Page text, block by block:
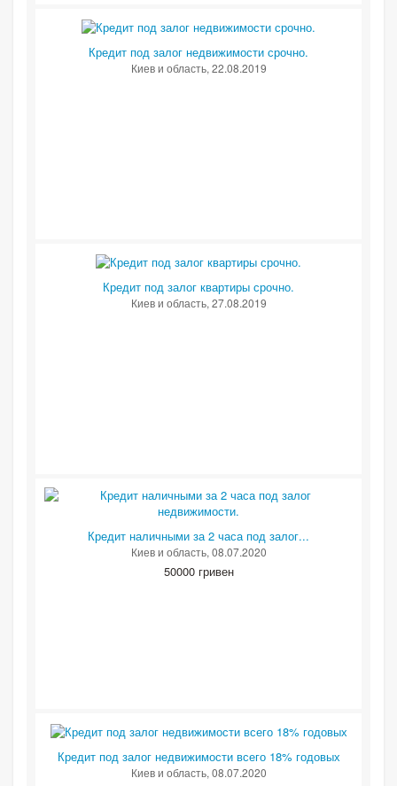
Кредит под залог недвижимости срочно.
Киев и область, 22.08.2019
Кредит под залог квартиры срочно.
Киев и область, 27.08.2019
Кредит наличными за 2 часа под залог...
Киев и область, 08.07.2020
50000 гривен
Кредит под залог недвижимости всего 18% годовых
Киев и область, 08.07.2020